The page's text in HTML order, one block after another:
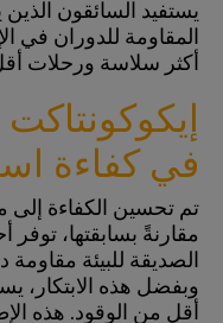
يستفيد السائقون
المقاومة للدوران في
أكثر سلاسة ورحلات
في كفاءة
تم تحسين الكفاءة
مقارنةً بسابقتها،
وبفضل هذه الابتكار،
أقل من الوقود. هذه